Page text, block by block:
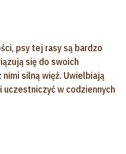
psy tej rasy są bardzo
się do swoich
silną więź. Uwielbiają
uczestniczyć w codziennych